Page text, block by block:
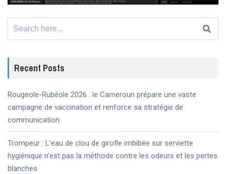
Search
Recent Posts
Rougeole-Rubéole 2026 : le Cameroun prépare une vaste
campagne de vaccination et renforce sa stratégie de
communication
Trompeur : L’eau de clou de girofle imbibée sur serviette
hygiénique n’est pas la méthode contre les odeurs et les pertes
blanches